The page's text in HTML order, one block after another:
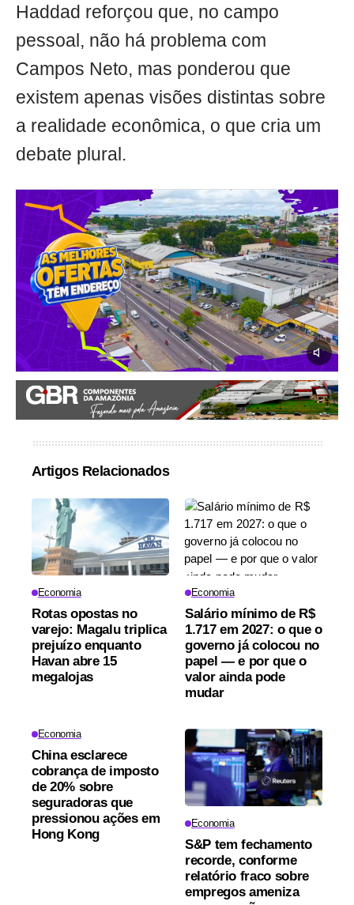
Haddad reforçou que, no campo
pessoal, não há problema com
Campos Neto, mas ponderou que
existem apenas visões distintas sobre
a realidade econômica, o que cria um
debate plural.
Artigos Relacionados
Economia
Rotas opostas no
varejo: Magalu triplica
prejuízo enquanto
Havan abre 15
megalojas
Economia
Salário mínimo de R$
1.717 em 2027: o que o
governo já colocou no
papel — e por que o
valor ainda pode
mudar
Economia
China esclarece
cobrança de imposto
de 20% sobre
seguradoras que
pressionou ações em
Hong Kong
Economia
S&P tem fechamento
recorde, conforme
relatório fraco sobre
empregos ameniza